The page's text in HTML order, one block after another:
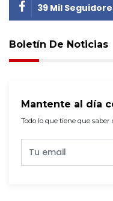
39 Mil
Boletín De Noticias
Mantente al día
Todo lo que tiene que saber